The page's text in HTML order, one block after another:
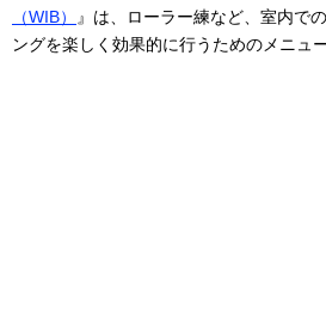
（WIB）
』は、ローラー練など、室内で
ングを楽しく効果的に行うためのメニュ